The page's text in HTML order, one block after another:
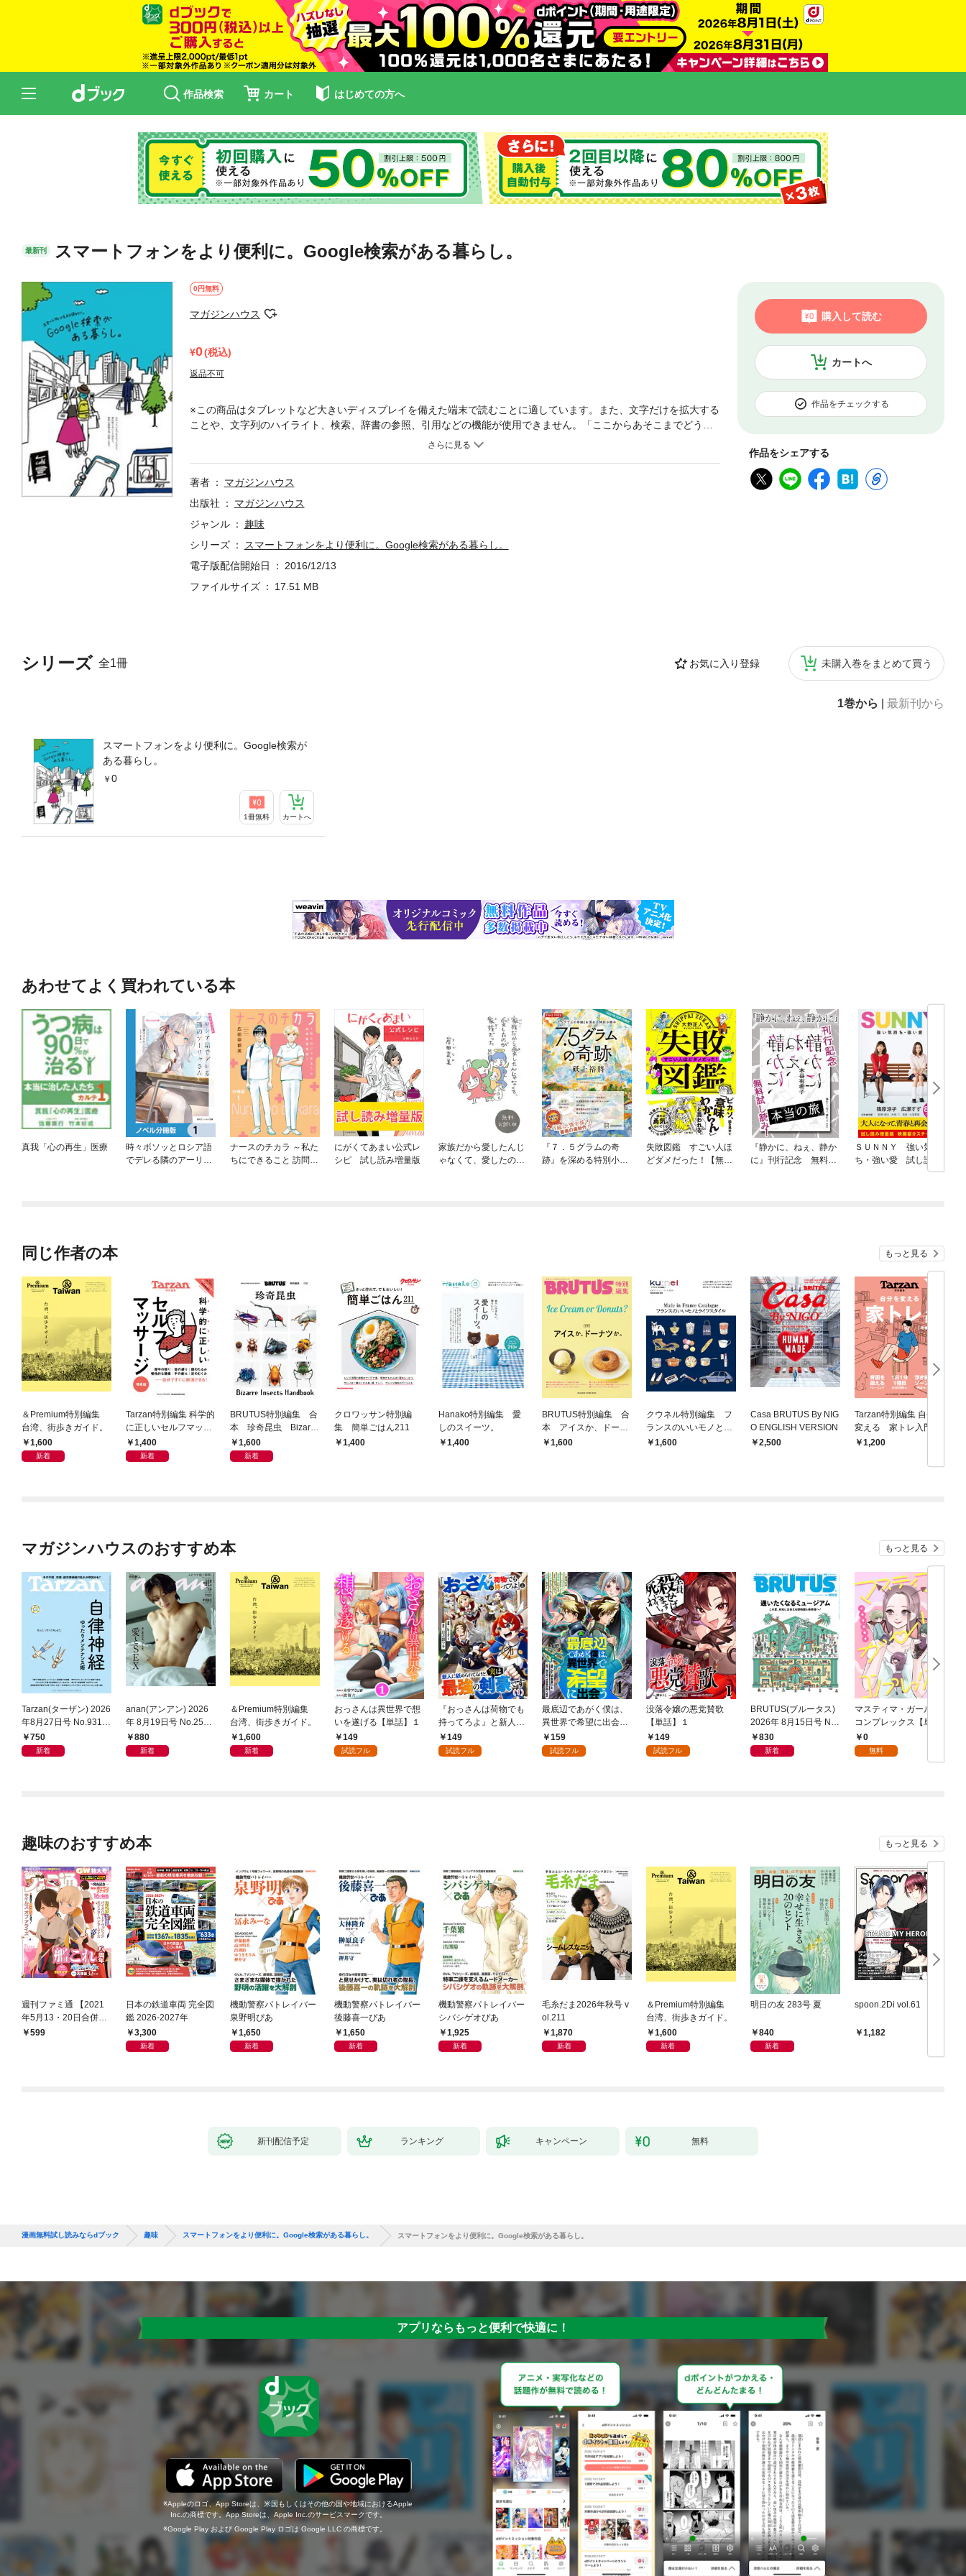
作品検索 カート はじめての方へ
最新刊 スマートフォンをより便利に。Google検索がある暮らし。
0円無料
マガジンハウス
0(税込)
返品不可
カートへ
購入して読む
作品をチェックする
作品をシェアする
シリーズ 全1冊 お気に入り登録 未購入巻をまとめて買う
1巻から 最新刊から
スマートフォンをより便利に。Google検索が
ある暮らし。
0
1冊無料 カートへ
※この商品はタブレットなど大きいディスプレイを備えた端末で読むことに適しています。また、文字だけを拡大する
ことや、文字列のハイライト、検索、辞書の参照、引用などの機能が使用できません。「ここからあそこまでどうや
って行くの?」「あのお店って何時までやっているんだっけ」何かを「知りたい」と思ったら、すぐに検索するのが当
で、ビジネスシーンで、旅先や、ライフイベントなどで。スマートフォンやGoogleアプリを使って、より簡単に賢く
検索を使いこなすことで、毎日の生活も楽しく、豊かになっていくはず。スマートフォンや検索機能にあまり慣れて
著者
マガジンハウス
出版社
マガジンハウス
ジャンル
趣味
シリーズ
スマートフォンをより便利に。Google検索がある暮らし。
電子版配信開始日
2016/12/13
ファイルサイズ
17.51 MB
あわせてよく買われている本
真我「心の再生」医療
時々ボソッとロシア語
でデレる隣のアーリャ
ナースのチカラ ～私た
ちにできること 訪問看
にがくてあまい公式レ
シピ 試し読み増量版
家族だから愛したんじ
ゃなくて、愛したのが
『７．５グラムの奇
跡』を深める特別小冊
失敗図鑑 すごい人ほ
どダメだった！【無料
『静かに、ねぇ、静か
に』刊行記念 無料試
ＳＵＮＮＹ 強い気持
ち・強い愛 試し読み
増量版 映画紹介スチ
同じ作者の本 もっと見る
＆Premium特別編集
台湾、街歩きガイド。
1,600
新着
Tarzan特別編集 科学的
に正しいセルフマッサ
ージ 増補版
1,400
新着
BRUTUS特別編集 合
本 珍奇昆虫 Bizarre
Insects Handbook
1,600
新着
クロワッサン特別編
集 簡単ごはん211
1,400
Hanako特別編集 愛
しのスイーツ。
1,400
BRUTUS特別編集 合
本 アイスか、ドーナ
ツか。
1,600
クウネル特別編集 フ
ランスのいいモノとラ
イフスタイル
1,600
Casa BRUTUS By NIG
O ENGLISH VERSION
2,500
Tarzan特別編集 自分を
変える 家トレ入門
増補版
1,200
マガジンハウスのおすすめ本 もっと見る
Tarzan(ターザン) 2026
年8月27日号 No.931
[自律神経ゆったりメン
テナンス術]
750
新着
anan(アンアン) 2026
年 8月19日号 No.2507
[愛とSEX]
880
新着
＆Premium特別編集
台湾、街歩きガイド。
1,600
新着
おっさんは異世界で想
いを遂げる【単話】１
149
試読フル
『おっさんは荷物でも
持ってろよ』と新人に
舐められてるけど、実
は最強の剣豪です【単
149
試読フル
最底辺であがく僕は、
異世界で希望に出会う
～自分だけゲームのよ
うな異世界に行けるよ
159
試読フル
没落令嬢の悪党賛歌
【単話】１
149
試読フル
BRUTUS(ブルータス)
2026年 8月15日号 No.
1059 [通いたくなるミ
ュージアム]
830
新着
マスティマ・ガール・
コンプレックス【単
話】１
0
無料
趣味のおすすめ本 もっと見る
週刊ファミ通 【2021
年5月13・20日合併
号】599
日本の鉄道車両 完全図
鑑 2026-2027年
3,300
新着
機動警察パトレイバー
泉野明ぴあ
1,650
新着
機動警察パトレイバー
後藤喜一ぴあ
1,650
新着
機動警察パトレイバー
シバシゲオぴあ
1,925
新着
毛糸だま2026年秋号 v
ol.211
1,870
新着
＆Premium特別編集
台湾、街歩きガイド。
1,600
新着
明日の友 283号 夏
840
新着
spoon.2Di vol.61
1,182
新刊配信予定 ランキング キャンペーン 無料
漫画無料試し読みならdブック 趣味 スマートフォンをより便利に。Google検索がある暮らし。 スマートフォンをより便利に。Google検索がある暮らし。
アプリならもっと便利で快適に！
Appleのロゴ、App Storeは、米国もしくはその他の国や地域におけるApple
Inc.の商標です。App Storeは、Apple Inc.のサービスマークです。
Google Play および Google Play ロゴは Google LLC の商標です。